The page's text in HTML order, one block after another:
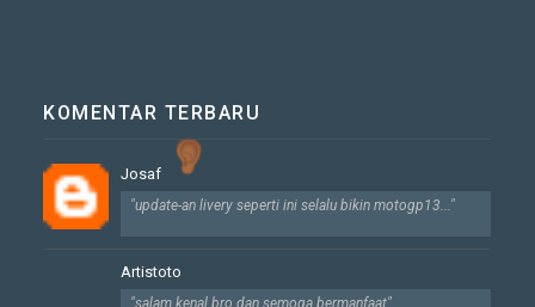
KOMENTAR TERBARU
Josaf
"update-an livery seperti ini selalu bikin motogp13..."
Artistoto